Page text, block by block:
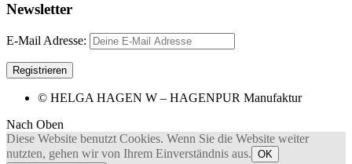
Newsletter
E-Mail Adresse:
© HELGA HAGEN W – HAGENPUR Manufaktur
Nach Oben
Diese Website benutzt Cookies. Wenn Sie die Website weiter
nutzten, gehen wir von Ihrem Einverständnis aus. OK